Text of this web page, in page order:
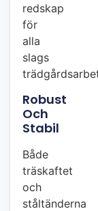
redskap
för
alla
slags
Robust
Och
Stabil
Både
träskaftet
och
ståltänderna